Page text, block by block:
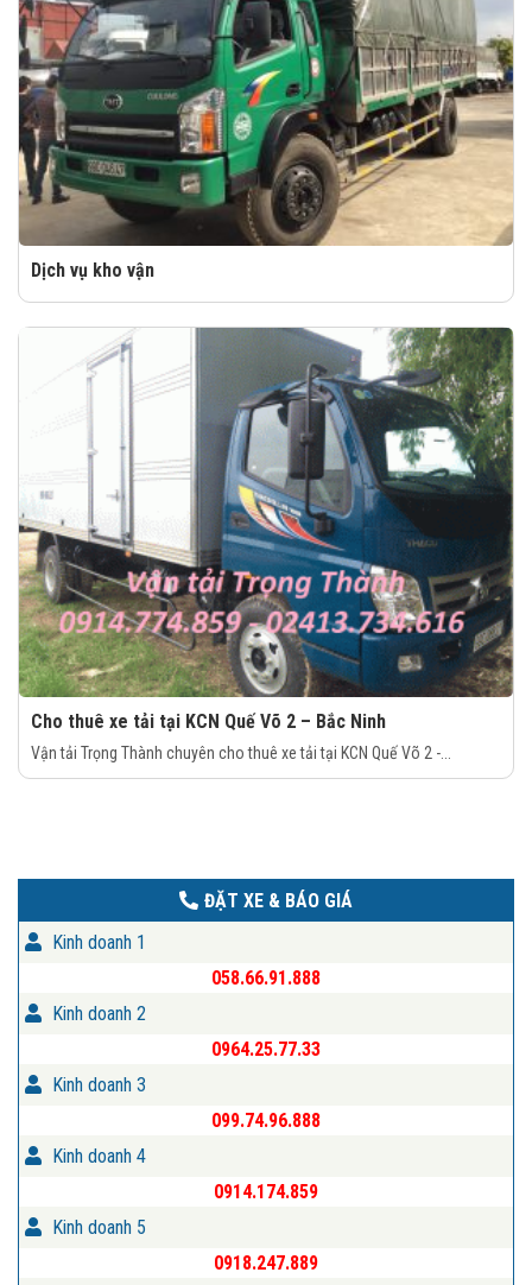
Dịch vụ kho vận
Cho thuê xe tải tại KCN Quế Võ 2 – Bắc Ninh
Vận tải Trọng Thành chuyên cho thuê xe tải tại KCN Quế Võ 2 -...
ĐẶT XE & BÁO GIÁ
Kinh doanh 1
058.66.91.888
Kinh doanh 2
0964.25.77.33
Kinh doanh 3
099.74.96.888
Kinh doanh 4
0914.174.859
Kinh doanh 5
0918.247.889